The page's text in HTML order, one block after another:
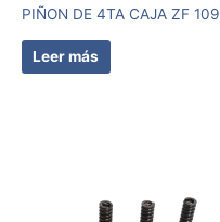
PIÑON DE 4TA CAJA ZF 109
Leer más